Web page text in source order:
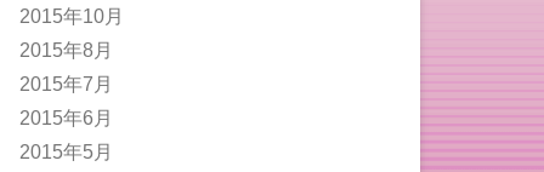
2015年10月
2015年8月
2015年7月
2015年6月
2015年5月